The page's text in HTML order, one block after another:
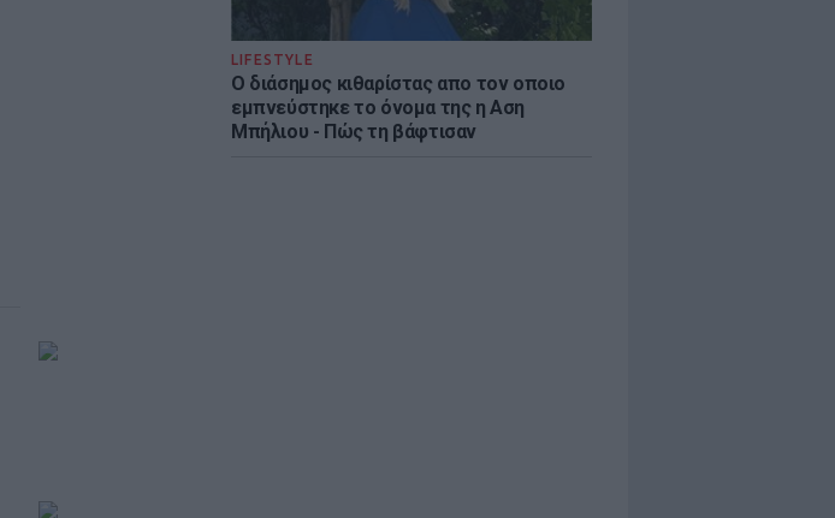
LIFESTYLE
Ο διάσημος κιθαρίστας απο τον οποιο
εμπνεύστηκε το όνομα της η Αση
Μπήλιου - Πώς τη βάφτισαν